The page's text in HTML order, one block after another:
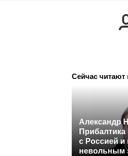
Сейчас читают
Александр
с Россией и
невольным